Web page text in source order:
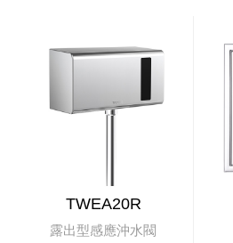
TWEA20R
露出型感應沖水閥